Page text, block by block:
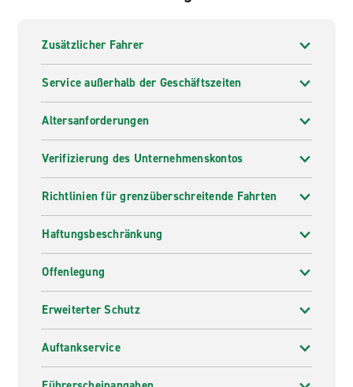
Zusätzlicher Fahrer
Service außerhalb der Geschäftszeiten
Altersanforderungen
Verifizierung des Unternehmenskontos
Richtlinien für grenzüberschreitende Fahrten
Haftungsbeschränkung
Offenlegung
Erweiterter Schutz
Auftankservice